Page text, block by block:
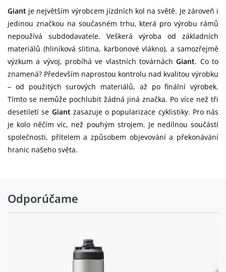
kotouče:
[R]140mm
Kazeta: Shimano Ultegra, 12-speed, 11x30
Shimano Ultegra, CN-M8100
Shimano Ultegra, 36/52, with Giant
Power Pro power meter XS:170mm,
S:170mm, M:172.5mm, M/L:172.5mm,
L:175mm, XL:175mm
Středové
složení:
Shimano, press fit
Přední náboj:
[F] Giant Low Friction Hub, CenterLock,
[R] Giant Low Friction Hub, 30t ratchet
CADEX Road Race, tubeless, 700x25c
(26.5mm), folding
Giant je největším výrobcem jízdních kol na světě. Je zároveň i
jedinou značkou na současném trhu, která pro výrobu rámů
nepoužívá subdodavatele. Veškerá výroba od základních
materiálů (hliníková slitina, karbonové vlákno), a samozřejmě
výzkum a vývoj, probíhá ve vlastních továrnáchGiant. Co to
znamená? Především naprostou kontrolu nad kvalitou výrobku
– od použitých surových materiálů, až po finální výrobek.
Tímto se nemůže pochlubit žádná jiná značka. Po více než tři
desetiletí se Giant zasazuje o popularizace cyklistiky. Pro nás
je kolo něčím víc, než pouhým strojem. Je nedílnou součástí
společnosti, přítelem a způsobem objevování a překonávání
hranic našeho světa.
Odporúčame